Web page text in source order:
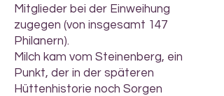
Mitglieder bei der Einweihung
zugegen (von insgesamt 147
Philanern).
Milch kam vom Steinenberg, ein
Punkt, der in der späteren
Hüttenhistorie noch Sorgen